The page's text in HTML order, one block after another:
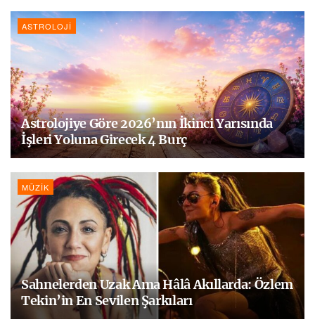
ASTROLOJI
Astrolojiye Göre 2026’nın İkinci Yarısında
İşleri Yoluna Girecek 4 Burç
MÜZIK
Sahnelerden Uzak Ama Hâlâ Akıllarda: Özlem
Tekin’in En Sevilen Şarkıları